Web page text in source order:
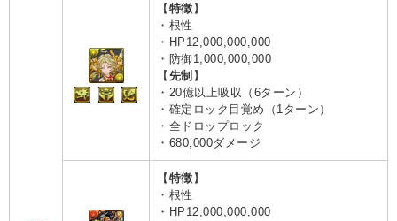
【 特徴 】
・根性
・HP12,000,000,000
・防御1,000,000,000
【 先制 】
・20億以上吸収（6ターン）
・確定ロック目覚め（1ターン）
・全ドロップロック
・680,000ダメージ
【 特徴 】
・根性
・HP12,000,000,000